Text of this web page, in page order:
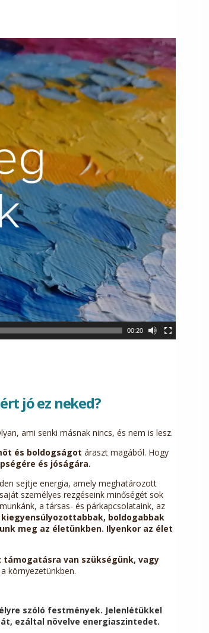
00:20
jó ez neked?
ami senki másnak nincs, és nem is lesz.
és boldogságot áraszt magából. Hogy
és jóságára.
sejtje energia, amely meghatározott
személyes rezgéseink minőségét sok
a társas- és párkapcsolataink, az
boldogabbak
meg az életünkben. Ilyenkor az élet
van szükségünk, vagy
a környezetünkben.
szóló festmények. Jelenlétükkel
ezáltal növelve energiaszintedet.